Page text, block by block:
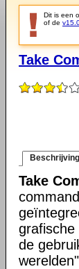
Dit is een
of de
Take
Beschrijving
Take
grafische
de